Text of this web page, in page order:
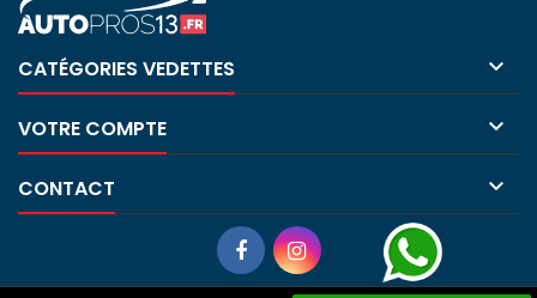
CATÉGORIES VEDETTES 
VOTRE COMPTE 
CONTACT 